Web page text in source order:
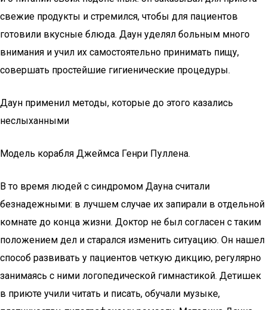
свежие продукты и стремился, чтобы для пациентов
готовили вкусные блюда. Даун уделял больным много
внимания и учил их самостоятельно принимать пищу,
совершать простейшие гигиенические процедуры.
Даун применил методы, которые до этого казались
неслыханными
Модель корабля Джеймса Генри Пуллена.
В то время людей с синдромом Дауна считали
безнадежными: в лучшем случае их запирали в отдельной
комнате до конца жизни. Доктор не был согласен с таким
положением дел и старался изменить ситуацию. Он нашел
способ развивать у пациентов четкую дикцию, регулярно
занимаясь с ними логопедической гимнастикой. Детишек
в приюте учили читать и писать, обучали музыке,